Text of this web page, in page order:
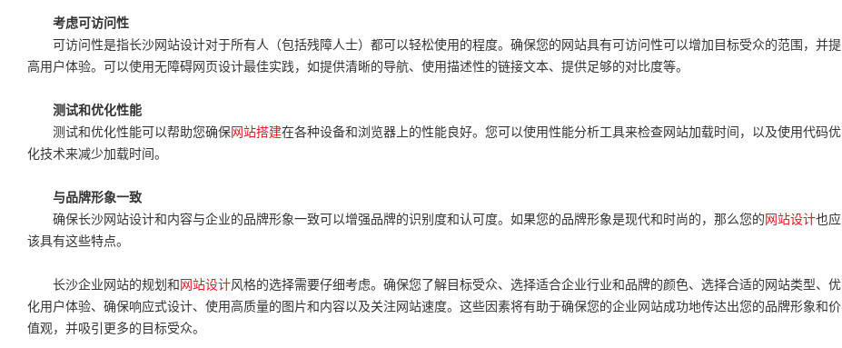
考虑可访问性
可访问性是指长沙网站设计对于所有人（包括残障人士）都可以轻松使用的程度。确保您的网站具有可访问性可以增加目标受众的范围，并提
高用户体验。可以使用无障碍网页设计最佳实践，如提供清晰的导航、使用描述性的链接文本、提供足够的对比度等。
测试和优化性能
测试和优化性能可以帮助您确保网站搭建在各种设备和浏览器上的性能良好。您可以使用性能分析工具来检查网站加载时间，以及使用代码优
化技术来减少加载时间。
与品牌形象一致
确保长沙网站设计和内容与企业的品牌形象一致可以增强品牌的识别度和认可度。如果您的品牌形象是现代和时尚的，那么您的网站设计也应
该具有这些特点。
长沙企业网站的规划和网站设计风格的选择需要仔细考虑。确保您了解目标受众、选择适合企业行业和品牌的颜色、选择合适的网站类型、优
化用户体验、确保响应式设计、使用高质量的图片和内容以及关注网站速度。这些因素将有助于确保您的企业网站成功地传达出您的品牌形象和价
值观，并吸引更多的目标受众。